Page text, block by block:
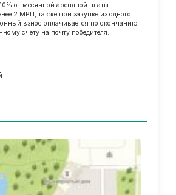
от месячной арендной платы
2 МРП, также при закупке из одного
взнос оплачивается по окончанию
счету на почту победителя.